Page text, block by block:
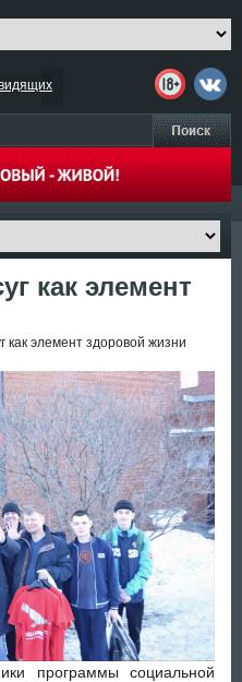
как элемент
как элемент здоровой жизни
программы социальной